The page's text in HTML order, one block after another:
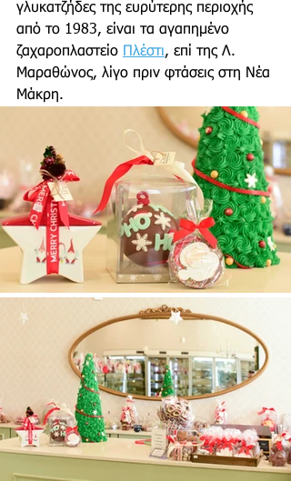
γλυκατζήδες της ευρύτερης περιοχής
από το 1983, είναι τα αγαπημένο
ζαχαροπλαστείο Πλέστι, επί της Λ.
Μαραθώνος, λίγο πριν φτάσεις στη Νέα
Μάκρη.